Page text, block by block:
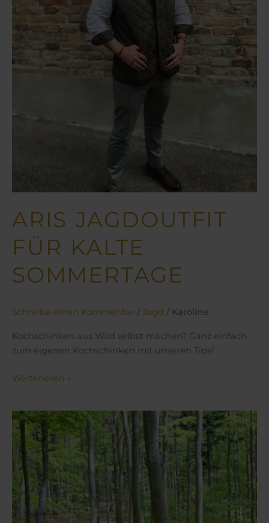
ARIS JAGDOUTFIT
FÜR KALTE
SOMMERTAGE
Schreibe einen Kommentar / Jagd / Karoline
Kochschinken aus Wild selbst machen? Ganz einfach
zum eigenen Kochschinken mit unseren Tips!
Weiterlesen »
Karos
Jagdfavoriten